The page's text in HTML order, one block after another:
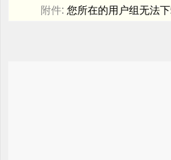
附件:您所在的用户组无法